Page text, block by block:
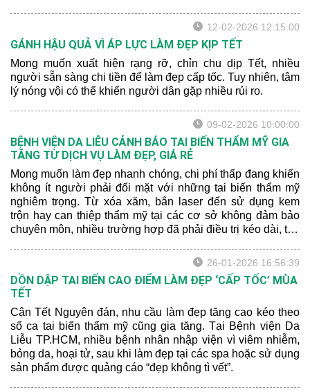
12-02-2026 12:15:00
GÁNH HẬU QUẢ VÌ ÁP LỰC LÀM ĐẸP KỊP TẾT
Mong muốn xuất hiện rạng rỡ, chỉn chu dịp Tết, nhiều
người sẵn sàng chi tiền để làm đẹp cấp tốc. Tuy nhiên, tâm
lý nóng vội có thể khiến người dân gặp nhiều rủi ro.
09-02-2026 10:00:00
BỆNH VIỆN DA LIỄU CẢNH BÁO TAI BIẾN THẨM MỸ GIA
TĂNG TỪ DỊCH VỤ LÀM ĐẸP, GIÁ RẺ
Mong muốn làm đẹp nhanh chóng, chi phí thấp đang khiến
không ít người phải đối mặt với những tai biến thẩm mỹ
nghiêm trọng. Từ xóa xăm, bắn laser đến sử dụng kem
trộn hay can thiệp thẩm mỹ tại các cơ sở không đảm bảo
chuyên môn, nhiều trường hợp đã phải điều trị kéo dài, tốn
26-01-2026 16:56:39
DỒN DẬP TAI BIẾN CAO ĐIỂM LÀM ĐẸP ‘CẤP TỐC’ MÙA
TẾT
Cận Tết Nguyên đán, nhu cầu làm đẹp tăng cao kéo theo
số ca tai biến thẩm mỹ cũng gia tăng. Tại Bệnh viện Da
Liễu TP.HCM, nhiều bệnh nhân nhập viện vì viêm nhiễm,
bỏng da, hoại tử, sau khi làm đẹp tại các spa hoặc sử dụng
sản phẩm được quảng cáo “đẹp không tì vết”.